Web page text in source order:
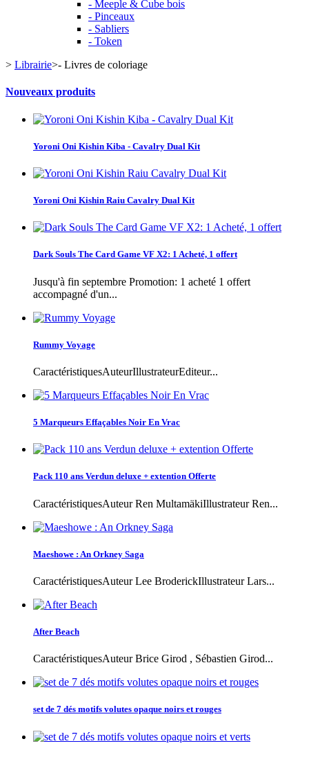
- Meeple & Cube bois
- Pinceaux
- Sabliers
- Token
> Librairie>- Livres de coloriage
Nouveaux produits
Yoroni Oni Kishin Kiba - Cavalry Dual Kit
Yoroni Oni Kishin Raiu Cavalry Dual Kit
Dark Souls The Card Game VF X2: 1 Acheté, 1 offert
Jusqu'à fin septembre Promotion: 1 acheté 1 offert
accompagné d'un...
Rummy Voyage
CaractéristiquesAuteurIllustrateurEditeur...
5 Marqueurs Effaçables Noir En Vrac
Pack 110 ans Verdun deluxe + extention Offerte
CaractéristiquesAuteur Ren MultamäkiIllustrateur Ren...
Maeshowe : An Orkney Saga
CaractéristiquesAuteur Lee BroderickIllustrateur Lars...
After Beach
CaractéristiquesAuteur Brice Girod , Sébastien Girod...
set de 7 dés motifs volutes opaque noirs et rouges